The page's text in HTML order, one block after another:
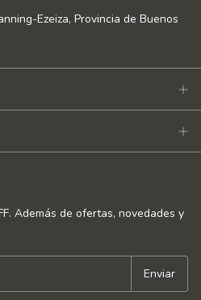
Ezeiza, Provincia de Buenos
Además de ofertas, novedades y